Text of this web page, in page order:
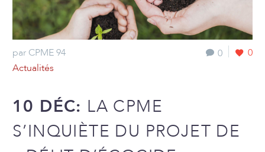
0 0
par CPME 94
Actualités
10 DÉC: LA CPME
S’INQUIÈTE DU PROJET DE